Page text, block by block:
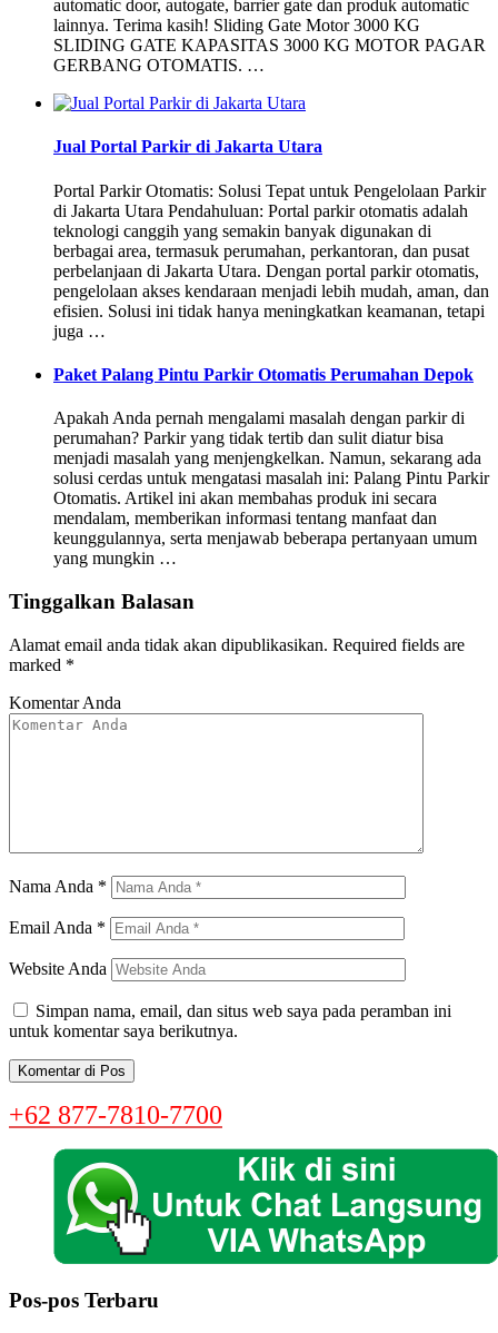
automatic door, autogate, barrier gate dan produk automatic
lainnya. Terima kasih! Sliding Gate Motor 3000 KG
SLIDING GATE KAPASITAS 3000 KG MOTOR PAGAR
GERBANG OTOMATIS. …
Jual Portal Parkir di Jakarta Utara
Portal Parkir Otomatis: Solusi Tepat untuk Pengelolaan Parkir
di Jakarta Utara Pendahuluan: Portal parkir otomatis adalah
teknologi canggih yang semakin banyak digunakan di
berbagai area, termasuk perumahan, perkantoran, dan pusat
perbelanjaan di Jakarta Utara. Dengan portal parkir otomatis,
pengelolaan akses kendaraan menjadi lebih mudah, aman, dan
efisien. Solusi ini tidak hanya meningkatkan keamanan, tetapi
juga …
Paket Palang Pintu Parkir Otomatis Perumahan Depok
Apakah Anda pernah mengalami masalah dengan parkir di
perumahan? Parkir yang tidak tertib dan sulit diatur bisa
menjadi masalah yang menjengkelkan. Namun, sekarang ada
solusi cerdas untuk mengatasi masalah ini: Palang Pintu Parkir
Otomatis. Artikel ini akan membahas produk ini secara
mendalam, memberikan informasi tentang manfaat dan
keunggulannya, serta menjawab beberapa pertanyaan umum
yang mungkin …
Tinggalkan Balasan
Alamat email anda tidak akan dipublikasikan. Required fields are
marked *
Komentar Anda
Nama Anda *
Email Anda *
Website Anda
Simpan nama, email, dan situs web saya pada peramban ini
untuk komentar saya berikutnya.
+62 877-7810-7700
Pos-pos Terbaru